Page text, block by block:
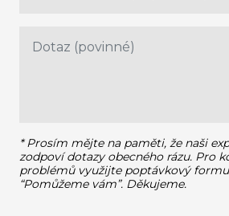
* Prosím mějte na paměti, že naši
zodpoví dotazy obecného rázu. Pro
problémů využijte poptávkový
“Pomůžeme vám”. Děkujeme.